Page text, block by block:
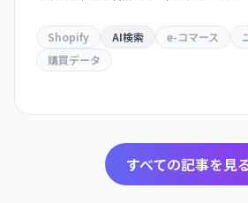
唆。Shopify AI検索 e-コマース
購買データ
すべての記事を見